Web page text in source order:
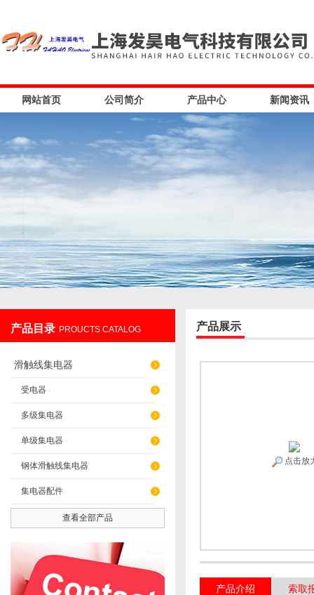
网站首页 公司简介 产品中心 新闻资讯
产品目录 PROUCTS CATALOG
滑触线集电器
受电器
多级集电器
单级集电器
钢体滑触线集电器
集电器配件
查看全部产品
产品展示
点击放
产品介绍 索取